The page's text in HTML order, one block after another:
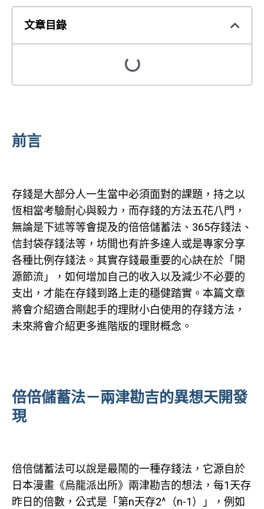
文章目錄
前言
存錢是大部分人一生當中必須面對的課題，持之以
恆相當考驗耐心與毅力，而存錢的方法五花八門，
無論是下述等等會提及的倍倍儲蓄法、365存錢法、
信封袋存錢法等，坊間也有許多達人或是專家分享
各種比例存錢法。其實存錢最重要的心訣在於「開
源節流」，如何增加自己的收入以及減少不必要的
支出，才能在存錢到路上走的穩健踏實。本篇文章
將會介紹適合剛起手的理財小白使用的存錢方法，
未來將會介紹更多進階版的理財概念。
倍倍儲蓄法－兩津勘吉的異想天開發
現
倍倍儲蓄法可以說是最鬧的一種存錢法，它源自於
日本漫畫《烏龍派出所》兩津勘吉的想法，每1天存
昨日的倍數，公式是「第n天存2^（n-1）」，例如